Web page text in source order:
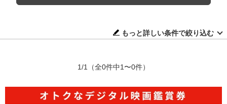
もっと詳しい条件で絞り込む
1/1 （全0件中1〜0件）